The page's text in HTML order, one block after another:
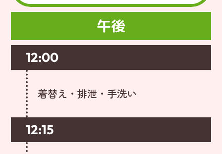
午後
12:00
着替え・排泄・手洗い
12:15